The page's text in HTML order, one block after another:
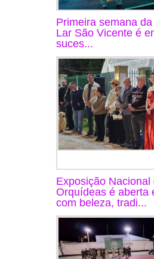
Primeira semana
Lar São Vicente é
suces...
Exposição Nacional
Orquídeas é aberta
com beleza, tradi...